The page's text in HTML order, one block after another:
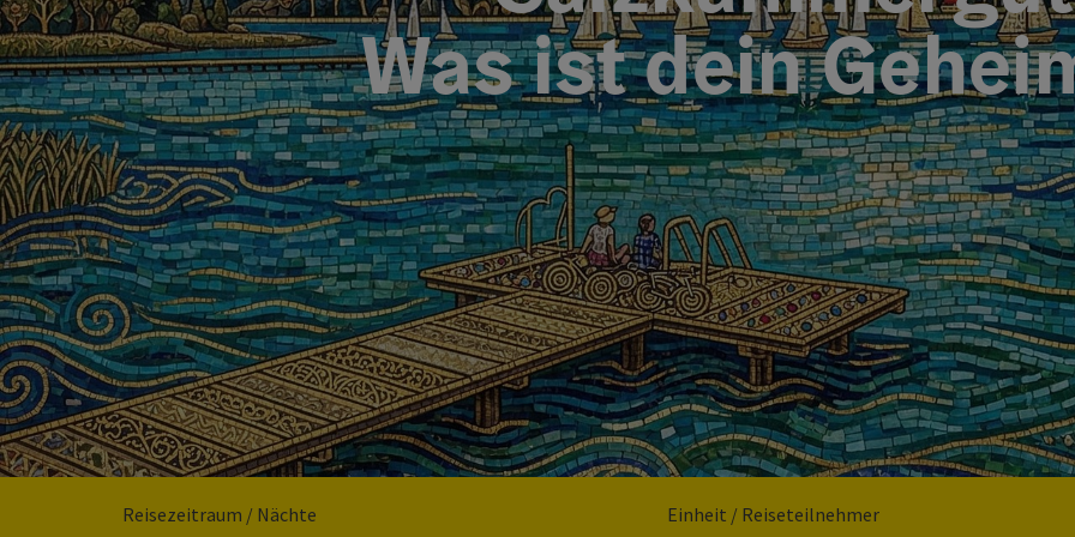
Was ist dein
Reisezeitraum / Nächte Einheit / Reiseteilnehmer